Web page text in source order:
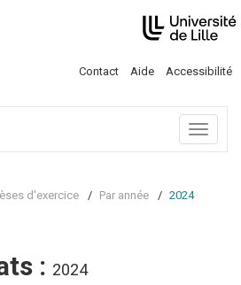
Contact Aide Accessibilité
Menu
d'exercice Par année 2024
: 2024